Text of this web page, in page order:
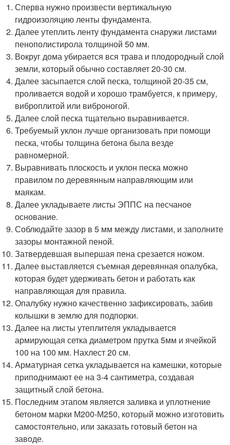
Сперва нужно произвести вертикальную
гидроизоляцию ленты фундамента.
Далее утеплить ленту фундамента снаружи листами
пенополистирола толщиной 50 мм.
Вокруг дома убирается вся трава и плодородный слой
земли, который обычно составляет 20-30 см.
Далее засыпается слой песка, толщиной 20-35 см,
проливается водой и хорошо трамбуется, к примеру,
виброплитой или виброногой.
Далее слой песка тщательно выравнивается.
Требуемый уклон лучше организовать при помощи
песка, чтобы толщина бетона была везде
равномерной.
Выравнивать плоскость и уклон песка можно
правилом по деревянным направляющим или
маякам.
Далее укладываете листы ЭППС на песчаное
основание.
Соблюдайте зазор в 5 мм между листами, и заполните
зазоры монтажной пеной.
Затвердевшая выпершая пена срезается ножом.
Далее выставляется съемная деревянная опалубка,
которая будет удерживать бетон и работать как
направляющая для правила.
Опалубку нужно качественно зафиксировать, забив
колышки в землю для подпорки.
Далее на листы утеплителя укладывается
армирующая сетка диаметром прутка 5мм и ячейкой
100 на 100 мм. Нахлест 20 см.
Арматурная сетка укладывается на камешки, которые
приподнимают ее на 3-4 сантиметра, создавая
защитный слой бетона.
Последним этапом является заливка и уплотнение
бетоном марки М200-М250, который можно изготовить
самостоятельно, или заказать готовый бетон на
заводе.